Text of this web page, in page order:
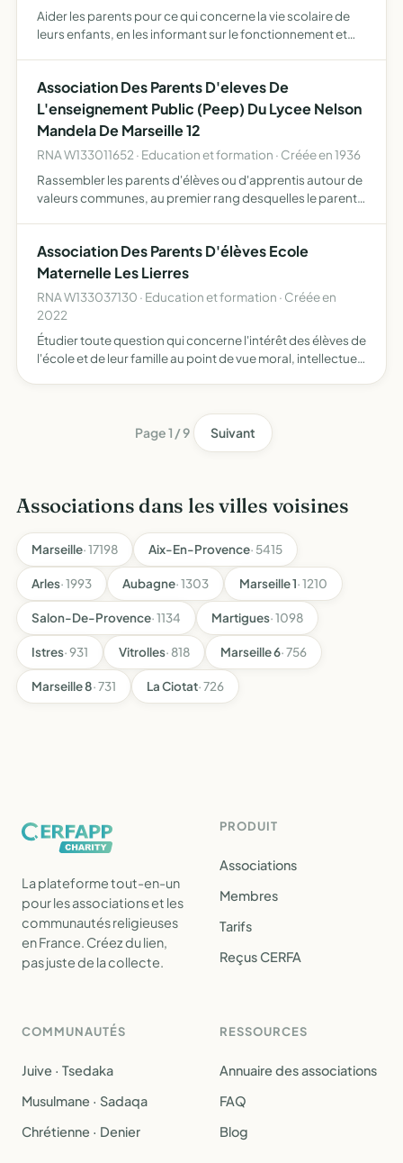
Aider les parents pour ce qui concerne la vie scolaire de
leurs enfants, en les informant sur le fonctionnement et
Association Des Parents D'eleves De
L'enseignement Public (Peep) Du Lycee Nelson
Mandela De Marseille 12
RNA W133011652 · Education et formation · Créée en 1936
Rassembler les parents d'élèves ou d'apprentis autour de
valeurs communes, au premier rang desquelles le parent
Association Des Parents D'élèves Ecole
Maternelle Les Lierres
RNA W133037130 · Education et formation · Créée en
2022
Étudier toute question qui concerne l'intérêt des élèves de
l'école et de leur famille au point de vue moral, intellectuel
Page 1 / 9 Suivant
Associations dans les villes voisines
Marseille· 17198 Aix-En-Provence· 5415
Arles· 1993 Aubagne· 1303 Marseille 1· 1210
Salon-De-Provence· 1134 Martigues· 1098
Istres· 931 Vitrolles· 818 Marseille 6· 756
Marseille 8· 731 La Ciotat· 726
La plateforme tout-en-un
pour les associations et les
communautés religieuses
en France. Créez du lien,
pas juste de la collecte.
PRODUIT
Associations
Membres
Tarifs
Reçus CERFA
COMMUNAUTÉS
Juive · Tsedaka
Musulmane · Sadaqa
Chrétienne · Denier
RESSOURCES
Annuaire des associations
FAQ
Blog